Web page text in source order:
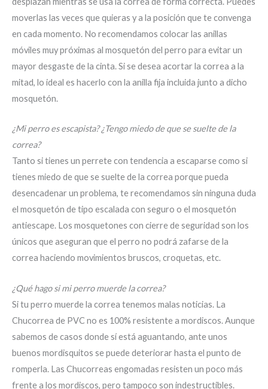
moverlas las veces que quieras y a la posición que te convenga
en cada momento. No recomendamos colocar las anillas
móviles muy próximas al mosquetón del perro para evitar un
mayor desgaste de la cinta. Si se desea acortar la correa a la
mitad, lo ideal es hacerlo con la anilla fija incluida junto a dicho
mosquetón.
¿Mi perro es escapista? ¿Tengo miedo de que se suelte de la
correa?
Tanto si tienes un perrete con tendencia a escaparse como si
tienes miedo de que se suelte de la correa porque pueda
desencadenar un problema, te recomendamos sin ninguna duda
el mosquetón de tipo escalada con seguro o el mosquetón
antiescape. Los mosquetones con cierre de seguridad son los
únicos que aseguran que el perro no podrá zafarse de la
correa haciendo movimientos bruscos, croquetas, etc.
¿Qué hago si mi perro muerde la correa?
Si tu perro muerde la correa tenemos malas noticias. La
Chucorrea de PVC no es 100% resistente a mordiscos. Aunque
sabemos de casos donde sí está aguantando, ante unos
buenos mordisquitos se puede deteriorar hasta el punto de
romperla. Las Chucorreas engomadas resisten un poco más
frente a los mordiscos, pero tampoco son indestructibles.